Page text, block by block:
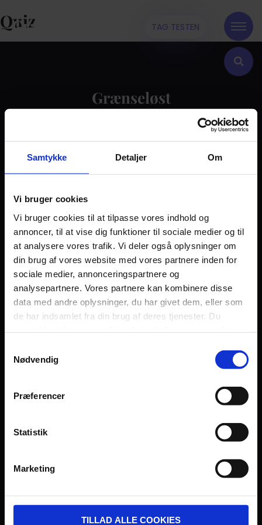
Samtykke Detaljer Om
Vi bruger cookies
Vi bruger cookies til at tilpasse vores indhold og
annoncer, til at vise dig funktioner til sociale medier og til
at analysere vores trafik. Vi deler også oplysninger om
din brug af vores website med vores partnere inden for
sociale medier, annonceringspartnere og
analysepartnere. Vores partnere kan kombinere disse
data med andre oplysninger, du har givet dem, eller som
de har indsamlet fra din brug af deres tjenester. Du
Nødvendig
Præferencer
Statistik
Marketing
TILLAD ALLE COOKIES
TAG TESTEN
Quiz
Grænseløst
Kontakt
Dilemma
Stories & Viden
Pårørende
Find støtte
Om os
Persondatapolitik
Fagområde